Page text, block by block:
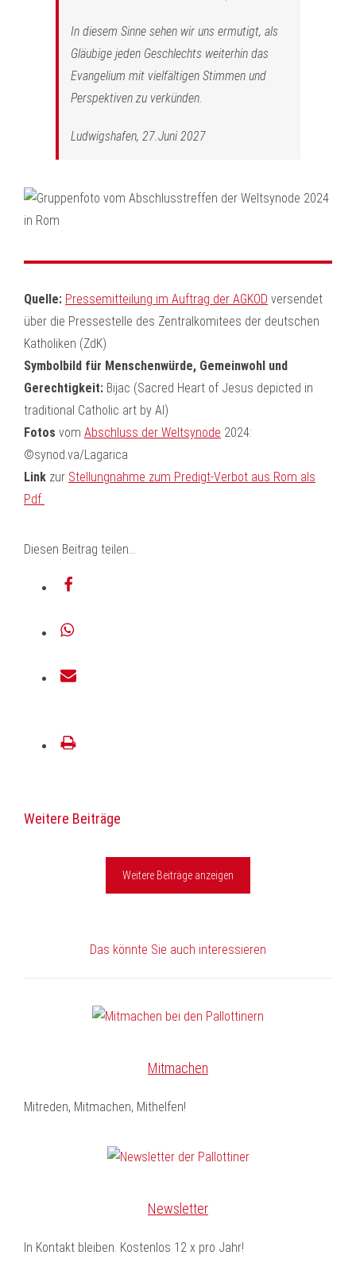
In diesem Sinne sehen wir uns ermutigt, als
Gläubige jeden Geschlechts weiterhin das
Evangelium mit vielfältigen Stimmen und
Perspektiven zu verkünden.
Ludwigshafen, 27.Juni 2027
Quelle: Pressemitteilung im Auftrag der AGKOD versendet
über die Pressestelle des Zentralkomitees der deutschen
Katholiken (ZdK)
Symbolbild für Menschenwürde, Gemeinwohl und
Gerechtigkeit: Bijac (Sacred Heart of Jesus depicted in
traditional Catholic art by AI)
Fotos vom Abschluss der Weltsynode 2024:
©synod.va/Lagarica
Link zur Stellungnahme zum Predigt-Verbot aus Rom als
Pdf
Diesen Beitrag teilen...
Weitere Beiträge
Weitere Beiträge anzeigen
Das könnte Sie auch interessieren
Mitmachen
Mitreden, Mitmachen, Mithelfen!
Newsletter
In Kontakt bleiben. Kostenlos 12 x pro Jahr!